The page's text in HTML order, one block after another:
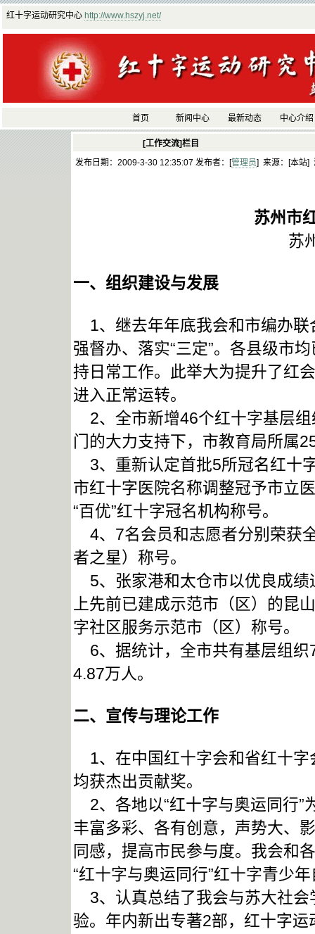
红十字运动研究中心 http://www.hszyj.net/
首页 新闻中心 最新动态 中心介绍
[工作交流]栏目
发布日期：2009-3-30 12:35:07 发布者：[管理员] 来源：[本站]
苏州市
苏
一、 组织建设与发展
1、继去年年底我会和市编办联
强督办、落实“三定”。各县级市
持日常工作。此举大为提升了红
进入正常运转。
2、全市新增46个红十字基层
门的大力支持下，市教育局所属
3、重新认定首批5所冠名红十
市红十字医院名称调整冠予市立
“百优”红十字冠名机构称号。
4、7名会员和志愿者分别荣获
者之星）称号。
5、张家港和太仓市以优良成绩
上先前已建成示范市（区）的昆
字社区服务示范市（区）称号。
6、据统计，全市共有基层组织
4.87万人。
二、宣传与理论工作
1、在中国红十字会和省红十字
均获杰出贡献奖。
2、各地以“红十字与奥运同行”
丰富多彩、各有创意，声势大、
同感，提高市民参与度。我会和
“红十字与奥运同行”红十字青少
3、认真总结了我会与苏大社会
验。年内新出专著2部，红十字